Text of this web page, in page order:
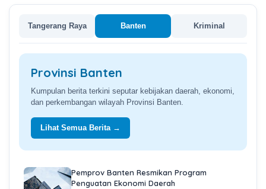
Tangerang Raya Banten Kriminal
Provinsi Banten
Kumpulan berita terkini seputar kebijakan daerah, ekonomi,
dan perkembangan wilayah Provinsi Banten.
Lihat Semua Berita →
Pemprov Banten Resmikan Program
Penguatan Ekonomi Daerah